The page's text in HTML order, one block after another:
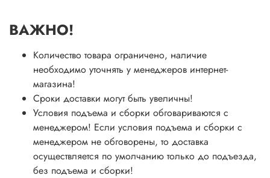
ВАЖНО!
Количество товара ограничено, наличие
необходимо уточнять у менеджеров интернет-
магазина!
Сроки доставки могут быть увеличны!
Условия подъема и сборки обговариваются с
менеджером! Если условия подъема и сборки с
менеджером не обговорены, то доставка
осуществляется по умолчанию только до подъезда,
без подъема и сборки!